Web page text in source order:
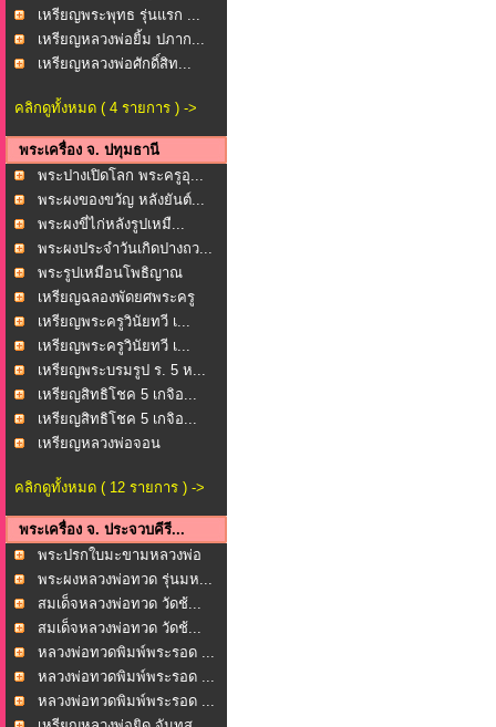
เหรียญพระพุทธ รุ่นแรก ...
เหรียญหลวงพ่อยิ้ม ปภาก...
เหรียญหลวงพ่อศักดิ์สิท...
คลิกดูทั้งหมด ( 4 รายการ ) ->
พระเครื่อง จ. ปทุมธานี
พระปางเปิดโลก พระครูอุ...
พระผงของขวัญ หลังยันต์...
พระผงขี่ไก่หลังรูปเหมื...
พระผงประจำวันเกิดปางถว...
พระรูปเหมือนโพธิญาณ
หล... เหรียญฉลองพัดยศพระครู
ช...
เหรียญพระครูวินัยทวี เ...
เหรียญพระครูวินัยทวี เ...
เหรียญพระบรมรูป ร. 5 ห...
เหรียญสิทธิโชค 5 เกจิอ...
เหรียญสิทธิโชค 5 เกจิอ...
เหรียญหลวงพ่อจอน
คลิกดูทั้งหมด ( 12 รายการ ) ->
พระเครื่อง จ. ประจวบคีรี...
พระปรกใบมะขามหลวงพ่อ
ยิ...
พระผงหลวงพ่อทวด รุ่นมห...
สมเด็จหลวงพ่อทวด วัดช้...
สมเด็จหลวงพ่อทวด วัดช้...
หลวงพ่อทวดพิมพ์พระรอด ...
หลวงพ่อทวดพิมพ์พระรอด ...
หลวงพ่อทวดพิมพ์พระรอด ...